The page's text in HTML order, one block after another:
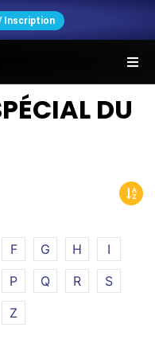
Inscription
DU
F G H
I
P Q R
S
Z